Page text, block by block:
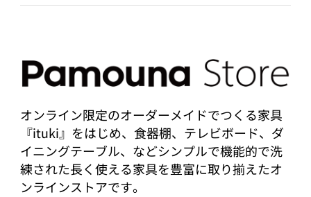
オンライン限定のオーダーメイドでつくる家具
『ituki』をはじめ、食器棚、テレビボード、ダ
イニングテーブル、などシンプルで機能的で洗
練された長く使える家具を豊富に取り揃えたオ
ンラインストアです。